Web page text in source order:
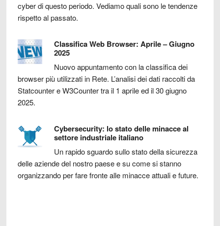
cyber di questo periodo. Vediamo quali sono le tendenze
rispetto al passato.
Classifica Web Browser: Aprile – Giugno
2025
Nuovo appuntamento con la classifica dei
browser più utilizzati in Rete. L’analisi dei dati raccolti da
Statcounter e W3Counter tra il 1 aprile ed il 30 giugno
2025.
Cybersecurity: lo stato delle minacce al
settore industriale italiano
Un rapido sguardo sullo stato della sicurezza
delle aziende del nostro paese e su come si stanno
organizzando per fare fronte alle minacce attuali e future.